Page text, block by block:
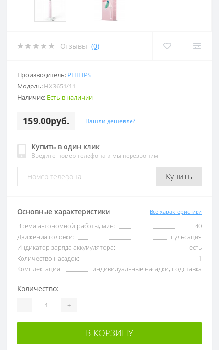
Отзывы: (0)
Производитель: PHILIPS
Модель: HX3651/11
Наличие: Есть в наличии
159.00руб. Нашли дешевле?
Купить в один клик
Введите номер телефона и мы перезвоним
Купить
Основные характеристики Все характеристики
Время автономной работы, мин:
40
Движения головки:
пульсация
Индикатор заряда аккумулятора:
есть
Количество насадок:
1
Комплектация:
индивидуальные насадки, подставка
Количество:
- +
В КОРЗИНУ